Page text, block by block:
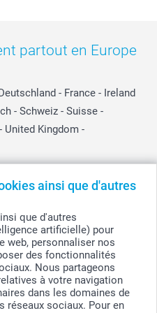
ainsi que d'autres
que d'autres
artificielle) pour
web, personnaliser nos
des fonctionnalités
Nous partageons
à votre navigation
dans les domaines de
réseaux sociaux. Pour en
partout en Europe
- France - Ireland
- Schweiz - Suisse -
- United Kingdom -
9230 Wetteren, Belgique
2711 5569 - BIC: GEBABEBB
incluse et hors frais de port.